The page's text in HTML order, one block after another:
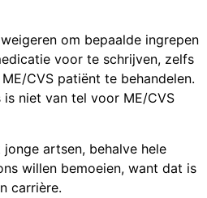
om bepaalde ingrepen
voor te schrijven, zelfs
CVS patiënt te behandelen.
niet van tel voor ME/CVS
artsen, behalve hele
willen bemoeien, want dat is
carrière.